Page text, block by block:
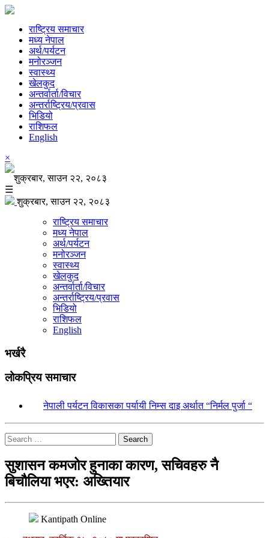
राष्ट्रिय समाचार
मध्य नेपाल
अर्थ/पर्यटन
मनोरञ्जन
स्वास्थ्य
खेलकुद
अन्तर्वार्ता/विचार
अन्तर्राष्ट्रिय/प्रवास
भिडियो
राशिफल
English
×
शुक्रबार, साउन २२, २०८३
☰
शुक्रबार, साउन २२, २०८३
राष्ट्रिय समाचार
मध्य नेपाल
अर्थ/पर्यटन
मनोरञ्जन
स्वास्थ्य
खेलकुद
अन्तर्वार्ता/विचार
अन्तर्राष्ट्रिय/प्रवास
भिडियो
राशिफल
English
भर्खरै
लोकप्रिय समाचार
नेपाली पर्यटन विकासका पर्यायी निम्स दाइ अर्थात “निर्मल पुर्जा “
Search
सुशासन कमजोर हुनाका कारण, सचिवहरु नै
बिचौलिया भएर: अख्तियार
Kantipath Online